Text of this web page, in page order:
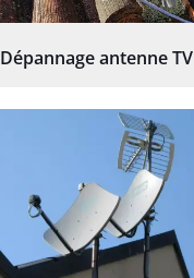
Dépannage antenne TV